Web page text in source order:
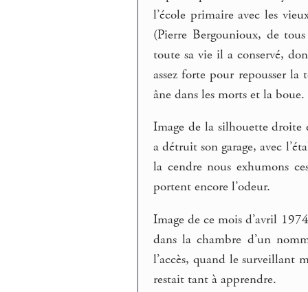
l’école primaire avec les
(Pierre Bergounioux, de
toute sa vie il a conservé,
assez forte pour repousser
âne dans les morts et la boue.
Image de la silhouette
a détruit son garage, avec
la cendre nous exhumons
portent encore l’odeur.
Image de ce mois d’avril
dans la chambre d’un
l’accès, quand le surveillant
restait tant à apprendre.